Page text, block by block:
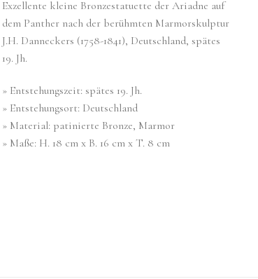
Exzellente kleine Bronzestatuette der Ariadne auf
dem Panther nach der berühmten Marmorskulptur
J.H. Danneckers (1758-1841), Deutschland, spätes
19. Jh.
» Entstehungszeit: spätes 19. Jh.
» Entstehungsort: Deutschland
» Material: patinierte Bronze, Marmor
» Maße: H. 18 cm x B. 16 cm x T. 8 cm